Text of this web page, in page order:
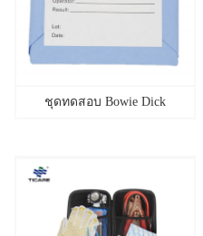
ชุดทดสอบ Bowie Dick